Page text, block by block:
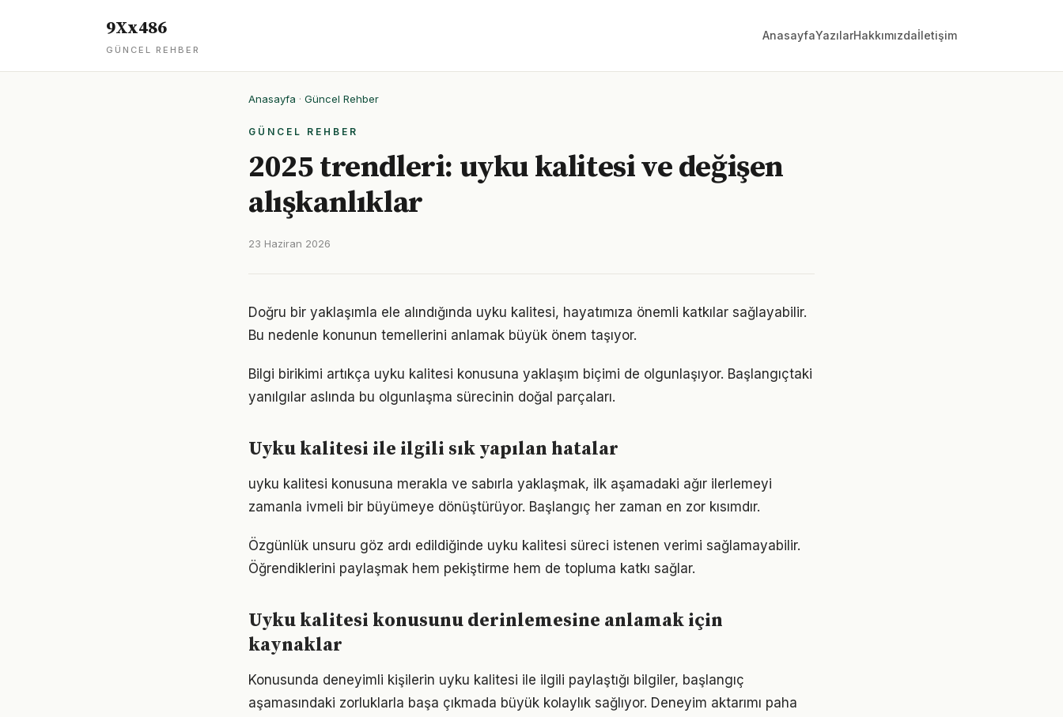
9Xx486
GÜNCEL REHBER
AnasayfaYazılarHakkımızdaİletişim
Anasayfa · Güncel Rehber
GÜNCEL REHBER
2025 trendleri: uyku kalitesi ve değişen
alışkanlıklar
23 Haziran 2026
Doğru bir yaklaşımla ele alındığında uyku kalitesi, hayatımıza önemli katkılar sağlayabilir.
Bu nedenle konunun temellerini anlamak büyük önem taşıyor.
Bilgi birikimi artıkça uyku kalitesi konusuna yaklaşım biçimi de olgunlaşıyor. Başlangıçtaki
yanılgılar aslında bu olgunlaşma sürecinin doğal parçaları.
Uyku kalitesi ile ilgili sık yapılan hatalar
uyku kalitesi konusuna merakla ve sabırla yaklaşmak, ilk aşamadaki ağır ilerlemeyi
zamanla ivmeli bir büyümeye dönüştürüyor. Başlangıç her zaman en zor kısımdır.
Özgünlük unsuru göz ardı edildiğinde uyku kalitesi süreci istenen verimi sağlamayabilir.
Öğrendiklerini paylaşmak hem pekiştirme hem de topluma katkı sağlar.
Uyku kalitesi konusunu derinlemesine anlamak için
kaynaklar
Konusunda deneyimli kişilerin uyku kalitesi ile ilgili paylaştığı bilgiler, başlangıç
aşamasındaki zorluklarla başa çıkmada büyük kolaylık sağlıyor. Deneyim aktarımı paha